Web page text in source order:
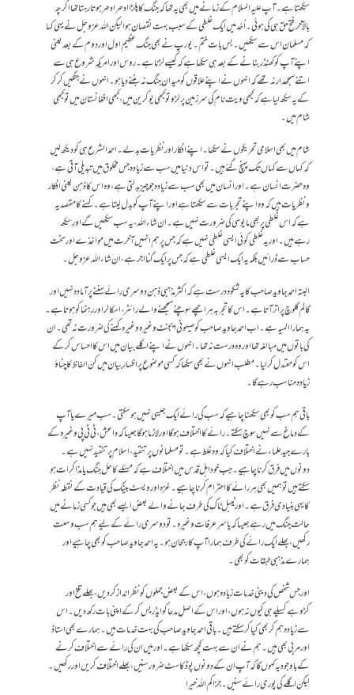
سیکھتا ہے۔ آپ علیہ السلام کے زمانے میں بھی یہ تھا کہ جنگ کا پلڑا ادھر ادھر ہوتا رہتا تھا اگرچہ
بالآخر فتح حق ہی کی ہوئی۔ اُحُد میں ایک غلطی کے سبب بہت نقصان ہوا لیکن اللہ عزوجل نے یہی کہا
کہ مسلمان اس سے سیکھیں۔ بس بات ختم۔ یورپ نے بھی جنگ عظیم اول اور دوم کے بعد یعنی
اپنے آپ کو کھنڈر بنانے کے بعد ہی سیکھا ہے کہ کیسے لڑنا ہے۔ روس اور امریکہ شروع ہی سے
اتنے سمجھدار نہ تھے کہ انہوں نے اپنے علاقوں کو میدان جنگ نہ بننے دیا ہو۔ انہوں نے جنگیں کر کر
کے یہ سیکھ لیا ہے کہ کبھی ویت نام کی سر زمین پر لڑو تو کبھی یوکرین میں، کبھی افغانستان میں تو کبھی
شام میں۔
شام میں بھی اسلامی تحریکوں نے سیکھا۔ اپنے افکار اور نظریات بدلے۔ احمد الشرع ہی کو دیکھ لیں
کہ کہاں سے کہاں تک پہنچ گئے ہیں۔ تو اس دنیا میں سب سے زیادہ جس مخلوق میں تبدیلی آتی ہے،
وہ حضرت انسان ہے۔ اور انسان میں بھی سب سے زیادہ جو چیز بدلتی ہے، وہ اس کا ذہن یعنی افکار
ونظریات ہیں کہ وہ اپنے تجربات سے سیکھتا ہے اور اپنے آپ کو بدل لیتا ہے۔ کہنے کا مقصد یہ
ہے کہ اس غلطی پر بھی مایوسی کی ضرورت نہیں ہے۔ ان شاء اللہ، یہ سب سیکھیں گے اور سیکھ
رہے ہیں۔ اور یہ غلطی کوئی ایسی غلطی نہیں ہے کہ جس پر ہم انہیں آخرت میں مواخذے اور سخت
حساب سے ڈرائیں بلکہ یہ ایک ایسی غلطی ہے کہ جس پر ایک گنا اجر ہے، ان شاء اللہ عزوجل۔
البتہ احمد جاوید صاحب کا یہ شکوہ درست ہے کہ اکثر مذہبی ذہن دوسری رائے سننے پر آمادہ نہیں اور
گالم گلوچ پر اتر آتا ہے۔ اس کا تجربہ ہر اچھے سوچنے سمجھنے والے رائٹر، اسکالر اور رہنما کو ہوتا ہے۔
یہ ہمارا المیہ ہے۔ اب احمد جاوید صاحب کو صیہونی ایجنٹ وغیرہ وغیرہ کہنے کی ضرورت نہ تھی۔ ان
کی باتوں میں مبالغہ تھا اور وہ درست نہ تھا۔ انہوں نے اپنے اگلے بیان میں اس کا احساس کر کے
اس کو معتدل کر لیا۔ مطلب انہوں نے بھی سیکھا کہ کسی موضوع پر اظہار بیان میں کن الفاظ کا چناؤ
زیادہ مناسب رہے گا۔
باقی ہم سب کو بھی سیکھنا چاہیے کہ سب کی رائے ایک جیسی نہیں ہو سکتی۔ سب میرے یا آپ
کے دماغ سے نہیں سوچ سکتے۔ رائے کا اختلاف ہو گا اور لازما ہو گا جیسا کہ داعش، ٹی ٹی پی وغیرہ کے
بارے جید علماء نے اختلاف کیا کہ وہ غلط ہے۔ تو مسلمانوں پر تنقید، اسلام پر تنقید نہیں ہے۔
دونوں میں فرق کرنا چاہیے۔ جب خود اہل قدس میں اختلاف ہے کہ مسئلے کا حل جنگ یا مذاکرات ہو
سکتے ہیں تو ہمیں بھی ہر رائے کا احترام کرنا چاہیے۔ غزہ اور ویسٹ بینک کی قیادت کے نقطہ نظر
کا یہی بنیادی فرق ہے۔ اور ٹیبل ٹاک کی طرف جانے والے بعض ایسے بھی ہیں جو کسی زمانے میں
حالت جنگ میں رہے جیسا کہ یاسر عرفات وغیرہ۔ تو دوسری رائے کے لیے ہم سب وسعت
رکھیں، بھلے ایک رائے کی طرف ہمارا آپ کا رجحان ہو۔ یہ احمد جاوید صاحب کو بھی چاہیے اور
ہمارے مذہبی طبقات کو بھی۔
اور جس شخص کی دینی خدمات زیادہ ہوں، اس کے بعض جملوں کو نظر انداز کر دیں، بھلے تلخ اور
کڑوہے کسیلے ہی کیوں نہ ہوں، اور اس کے اصل مدعا کو ایڈریس کر کے اپنی بات رکھ دیں۔ اس
سے زیادہ ہم کر بھی کیا کر سکتے ہیں۔ باقی احمد جاوید صاحب کی بہت خدمات ہیں۔ ہمارے بھی استاذ
اور مربی بھی ہیں۔ ہم نے ان سے بہت کچھ سیکھا ہے۔ اور میں ان کی رائے سے اختلاف کرنے
کے باوجود یہ کہوں گا کہ آپ ان کے دونوں پوڈ کاسٹ ضرور سنیں، بھلے اختلاف کریں اور رکھیں۔
لیکن اگلے کی پوری رائے سنیں۔ جزاکم اللہ خیرا